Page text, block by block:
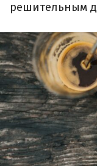
решительным